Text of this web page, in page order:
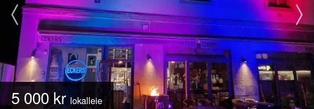
5 000 kr lokalleie